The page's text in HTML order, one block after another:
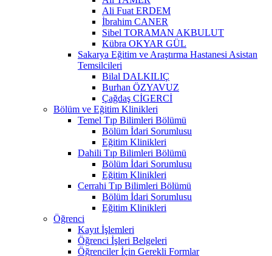
Ali Fuat ERDEM
İbrahim CANER
Sibel TORAMAN AKBULUT
Kübra OKYAR GÜL
Sakarya Eğitim ve Araştırma Hastanesi Asistan
Temsilcileri
Bilal DALKILIÇ
Burhan ÖZYAVUZ
Çağdaş CİGERCİ
Bölüm ve Eğitim Klinikleri
Temel Tıp Bilimleri Bölümü
Bölüm İdari Sorumlusu
Eğitim Klinikleri
Dahili Tıp Bilimleri Bölümü
Bölüm İdari Sorumlusu
Eğitim Klinikleri
Cerrahi Tıp Bilimleri Bölümü
Bölüm İdari Sorumlusu
Eğitim Klinikleri
Öğrenci
Kayıt İşlemleri
Öğrenci İşleri Belgeleri
Öğrenciler İçin Gerekli Formlar